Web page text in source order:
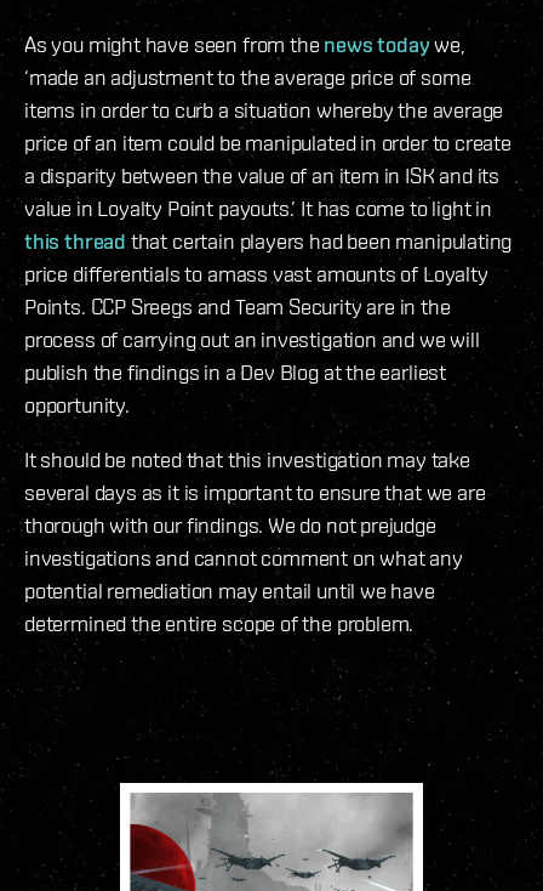
As you might have seen from the news todaywe,
‘made an adjustment to the average price of some
items in order to curb a situation whereby the average
price of an item could be manipulated in order to create
a disparity between the value of an item in ISK and its
value in Loyalty Point payouts.’ It has come to light in
this thread that certain players had been manipulating
price differentials to amass vast amounts of Loyalty
Points. CCP Sreegs and Team Security are in the
process of carrying out an investigation and we will
publish the findings in a Dev Blog at the earliest
opportunity.
It should be noted that this investigation may take
several days as it is important to ensure that we are
thorough with our findings. We do not prejudge
investigations and cannot comment on what any
potential remediation may entail until we have
determined the entire scope of the problem.